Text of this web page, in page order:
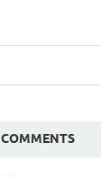
COMMENTS